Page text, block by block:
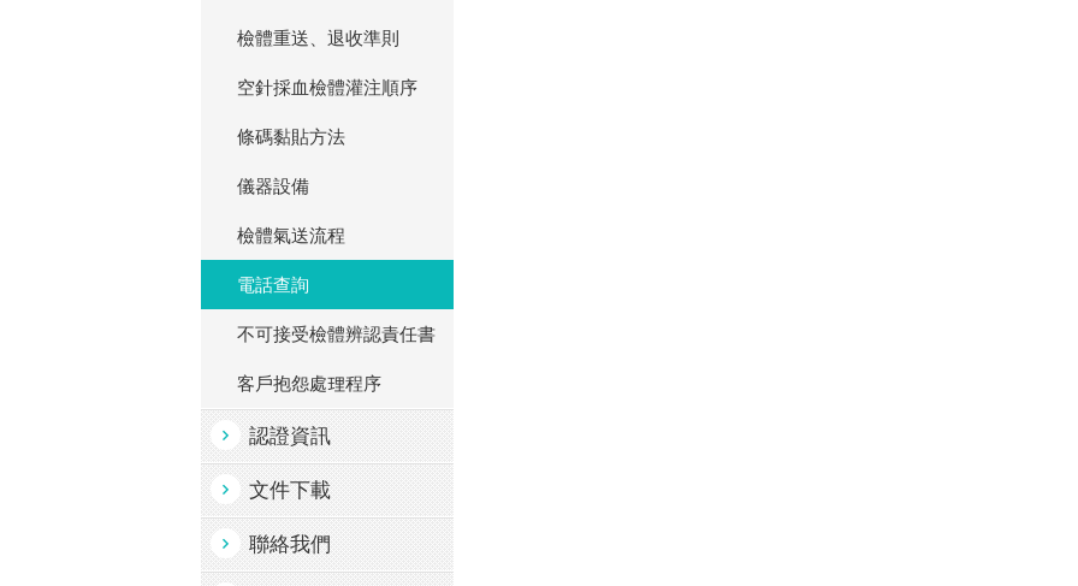
檢體重送、退收準則
空針採血檢體灌注順序
條碼黏貼方法
儀器設備
檢體氣送流程
電話查詢
不可接受檢體辨認責任書
客戶抱怨處理程序
認證資訊
文件下載
聯絡我們